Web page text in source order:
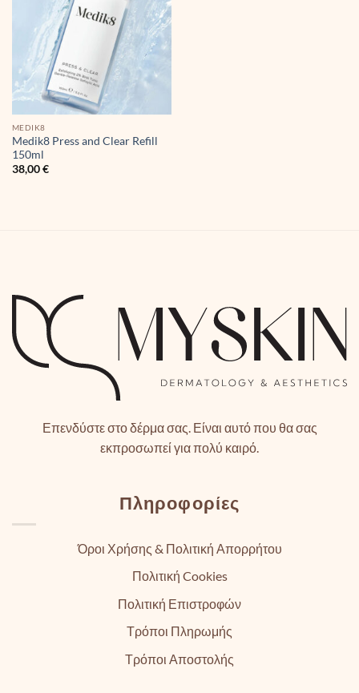
MEDIK8
Medik8 Press and Clear Refill
150ml
38,00€
Επενδύστε στο δέρμα σας. Είναι αυτό που θα σας
εκπροσωπεί για πολύ καιρό.
Πληροφορίες
Όροι Χρήσης & Πολιτική Απορρήτου
Πολιτική Cookies
Πολιτική Επιστροφών
Τρόποι Πληρωμής
Τρόποι Αποστολής